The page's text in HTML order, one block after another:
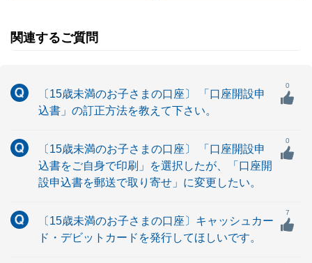
関連するご質問
〔15歳未満のお子さまの口座〕 「口座開設申
込書」の訂正方法を教えて下さい。
0
〔15歳未満のお子さまの口座〕 「口座開設申
込書をご自身で印刷」を選択したが、「口座開
設申込書を郵送で取り寄せ」に変更したい。
0
〔15歳未満のお子さまの口座〕キャッシュカー
ド・デビットカードを発行してほしいです。
7